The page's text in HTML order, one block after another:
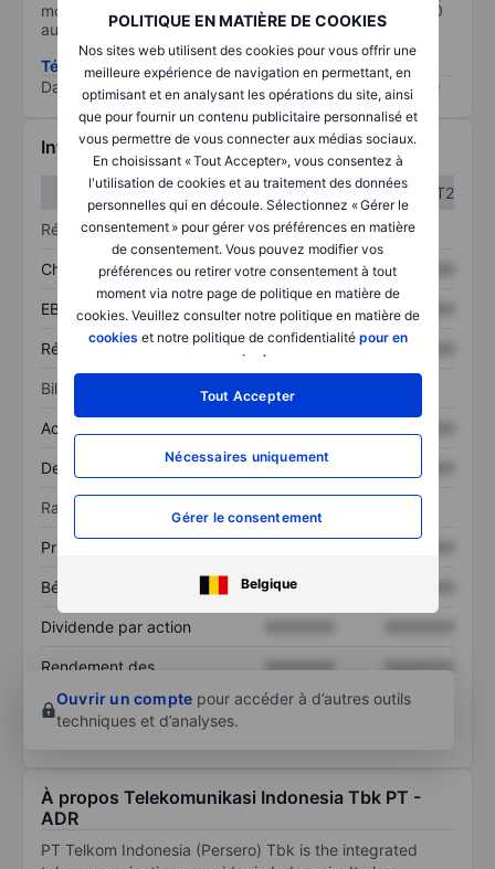
POLITIQUE EN MATIÈRE DE COOKIES
Nos sites web utilisent des cookies pour vous offrir une
meilleure expérience de navigation en permettant, en
optimisant et en analysant les opérations du site, ainsi
que pour fournir un contenu publicitaire personnalisé et
vous permettre de vous connecter aux médias sociaux.
En choisissant « Tout Accepter», vous consentez à
l'utilisation de cookies et au traitement des données
personnelles qui en découle. Sélectionnez « Gérer le
consentement » pour gérer vos préférences en matière
de consentement. Vous pouvez modifier vos
préférences ou retirer votre consentement à tout
moment via notre page de politique en matière de
cookies. Veuillez consulter notre politique en matière de
cookies et notre politique de confidentialité pour en
savoir plus
Tout Accepter
Nécessaires uniquement
Gérer le consentement
Belgique
moins il est important (0 équivaut à aucun risque et 100
au risque le plus élevé).
Télécharger la méthodologie ESG (en anglais)
Data provided by
Informations financières
T1
T2
Résultats
Chiffre d’affaires XXXXXXX XXXXXXX
EBITDA XXXXXXX XXXXXXX
Résultat net XXXXXXX XXXXXXX
Bilan
Actif total
Dette totale XXXXXXX
Ratios
Prix / ventes
Bénéfice par action XXXXXXX
Dividende par action
Rendement des
XXXXXXX
XXXXXXX
Ouvrir un compte pour accéder à d’autres outils
techniques et d’analyses.
À propos Telekomunikasi Indonesia Tbk PT -
ADR
PT Telkom Indonesia (Persero) Tbk is the integrated